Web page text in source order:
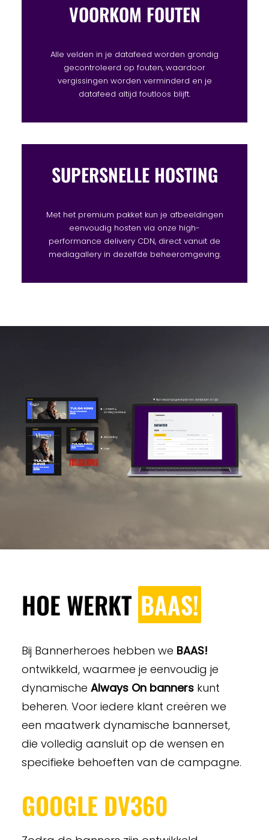
VOORKOM FOUTEN
Alle velden in je datafeed worden grondig
gecontroleerd op fouten, waardoor
vergissingen worden verminderd en je
datafeed altijd foutloos blijft.
SUPERSNELLE HOSTING
Met het premium pakket kun je afbeeldingen
eenvoudig hosten via onze high-
performance delivery CDN, direct vanuit de
mediagallery in dezelfde beheeromgeving.
HOE WERKT BAAS!
Bij Bannerheroes hebben we BAAS!
ontwikkeld, waarmee je eenvoudig je
dynamische Always On banners kunt
beheren. Voor iedere klant creëren we
een maatwerk dynamische bannerset,
die volledig aansluit op de wensen en
specifieke behoeften van de campagne.
GOOGLE DV360